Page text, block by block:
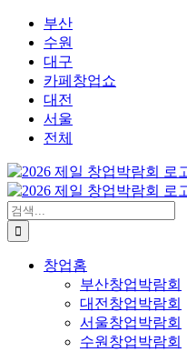
부산
수원
대구
카페창업쇼
대전
서울
전체
검
색:
창업홈
부산창업박람회
대전창업박람회
서울창업박람회
수원창업박람회